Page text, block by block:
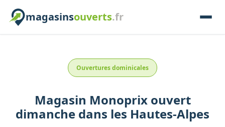
magasinsouverts.fr
Ouvertures dominicales
Magasin Monoprixouvert
dimanche dans les Hautes-Alpes